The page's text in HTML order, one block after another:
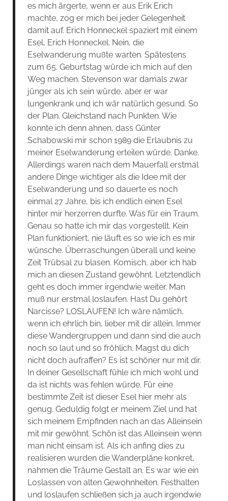
es mich ärgerte, wenn er aus Erik Erich
machte, zog er mich bei jeder Gelegenheit
damit auf. Erich Honneckel spaziert mit einem
Esel, Erich Honneckel. Nein, die
Eselwanderung mußte warten. Spätestens
zum 65. Geburtstag würde ich mich auf den
Weg machen. Stevenson war damals zwar
jünger als ich sein würde, aber er war
lungenkrank und ich wär natürlich gesund. So
der Plan. Gleichstand nach Punkten. Wie
konnte ich denn ahnen, dass Günter
Schabowski mir schon 1989 die Erlaubnis zu
meiner Eselwanderung erteilen würde. Danke.
Allerdings waren nach dem Mauerfall erstmal
andere Dinge wichtiger als die Idee mit der
Eselwanderung und so dauerte es noch
einmal 27 Jahre, bis ich endlich einen Esel
hinter mir herzerren durfte. Was für ein Traum.
Genau so hatte ich mir das vorgestellt. Kein
Plan funktioniert, nie läuft es so wie ich es mir
wünsche. Überraschungen überall und keine
Zeit Trübsal zu blasen. Komisch, aber ich hab
mich an diesen Zustand gewöhnt. Letztendlich
geht es doch immer irgendwie weiter. Man
muß nur erstmal loslaufen. Hast Du gehört
Narcisse? LOSLAUFEN! Ich wäre nämlich,
wenn ich ehrlich bin, lieber mit dir allein. Immer
diese Wandergruppen und dann sind die auch
noch so laut und so fröhlich. Magst du dich
nicht doch aufraffen? Es ist schöner nur mit dir.
In deiner Gesellschaft fühle ich mich wohl und
da ist nichts was fehlen würde. Für eine
bestimmte Zeit ist dieser Esel hier mehr als
genug. Geduldig folgt er meinem Ziel und hat
sich meinem Empfinden nach an das Alleinsein
mit mir gewöhnt. Schön ist das Alleinsein wenn
man nicht einsam ist. Als ich anfing dies zu
realisieren wurden die Wanderpläne konkret,
nahmen die Träume Gestalt an. Es war wie ein
Loslassen von alten Gewohnheiten. Festhalten
und loslaufen schließen sich ja auch irgendwie